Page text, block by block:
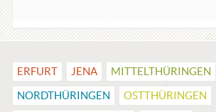
ERFURT JENA
MITTEL­THÜRINGEN
NORDTHÜRINGEN
OSTTHÜRINGEN